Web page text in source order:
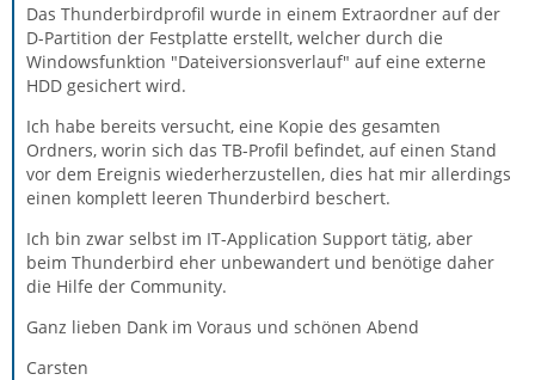
Das Thunderbirdprofil wurde in einem Extraordner auf der
D-Partition der Festplatte erstellt, welcher durch die
Windowsfunktion "Dateiversionsverlauf" auf eine externe
HDD gesichert wird.
Ich habe bereits versucht, eine Kopie des gesamten
Ordners, worin sich das TB-Profil befindet, auf einen Stand
vor dem Ereignis wiederherzustellen, dies hat mir allerdings
einen komplett leeren Thunderbird beschert.
Ich bin zwar selbst im IT-Application Support tätig, aber
beim Thunderbird eher unbewandert und benötige daher
die Hilfe der Community.
Ganz lieben Dank im Voraus und schönen Abend
Carsten